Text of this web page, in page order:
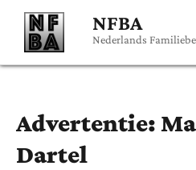
NFBA
Nederlands
Advertentie:
Dartel